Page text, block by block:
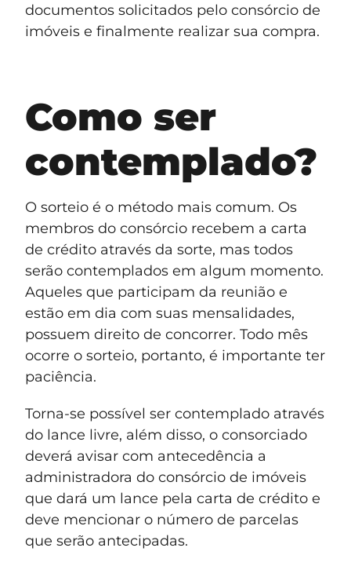
documentos solicitados pelo consórcio de
imóveis e finalmente realizar sua compra.
Como ser
contemplado?
O sorteio é o método mais comum. Os
membros do consórcio recebem a carta
de crédito através da sorte, mas todos
serão contemplados em algum momento.
Aqueles que participam da reunião e
estão em dia com suas mensalidades,
possuem direito de concorrer. Todo mês
ocorre o sorteio, portanto, é importante ter
paciência.
Torna-se possível ser contemplado através
do lance livre, além disso, o consorciado
deverá avisar com antecedência a
administradora do consórcio de imóveis
que dará um lance pela carta de crédito e
deve mencionar o número de parcelas
que serão antecipadas.